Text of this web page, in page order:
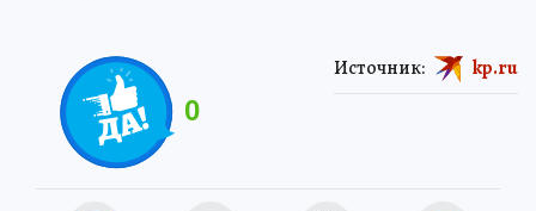
0
Источник: kp.ru